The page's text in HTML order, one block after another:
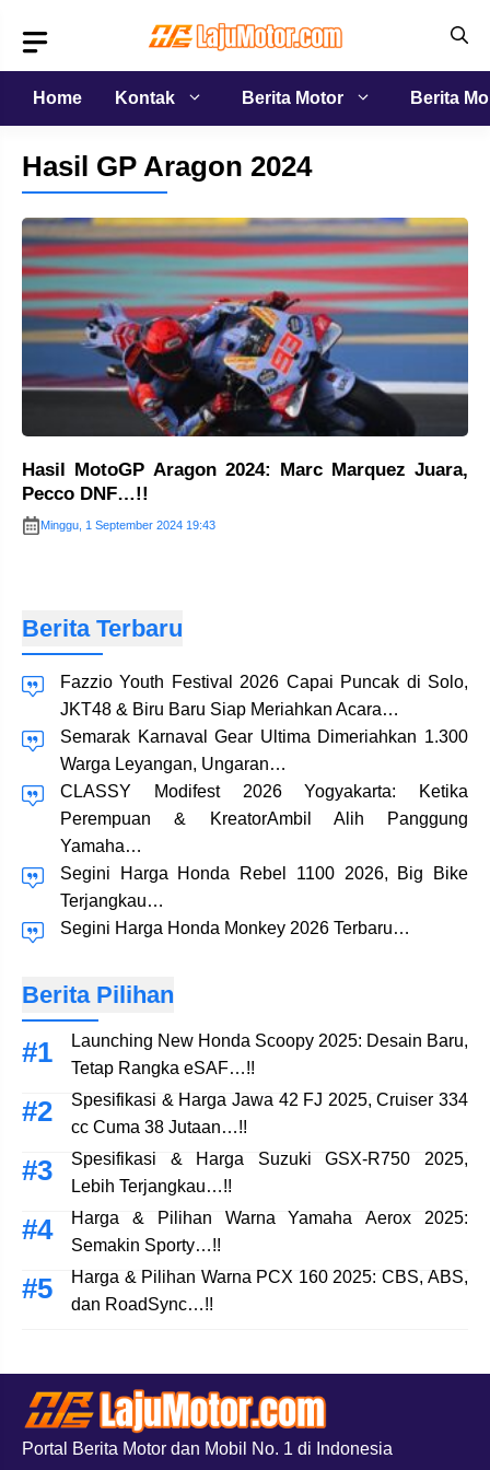
isi
Home
Kontak Berita Motor Berita
Hasil GP Aragon 2024
Hasil MotoGP Aragon 2024: Marc Marquez Juara,
Pecco DNF…!!
Minggu, 1 September 2024 19:43
Berita Terbaru
Fazzio Youth Festival 2026 Capai Puncak di Solo,
JKT48 & Biru Baru Siap Meriahkan Acara…
Semarak Karnaval Gear Ultima Dimeriahkan 1.300
Warga Leyangan, Ungaran…
CLASSY Modifest 2026 Yogyakarta: Ketika
Perempuan & KreatorAmbil Alih Panggung
Yamaha…
Segini Harga Honda Rebel 1100 2026, Big Bike
Terjangkau…
Segini Harga Honda Monkey 2026 Terbaru…
Berita Pilihan
Launching New Honda Scoopy 2025: Desain Baru,
Tetap Rangka eSAF…!!
Spesifikasi & Harga Jawa 42 FJ 2025, Cruiser 334
cc Cuma 38 Jutaan…!!
Spesifikasi & Harga Suzuki GSX-R750 2025,
Lebih Terjangkau…!!
Harga & Pilihan Warna Yamaha Aerox 2025:
Semakin Sporty…!!
Harga & Pilihan Warna PCX 160 2025: CBS, ABS,
dan RoadSync…!!
Portal Berita Motor dan Mobil No. 1 di Indonesia